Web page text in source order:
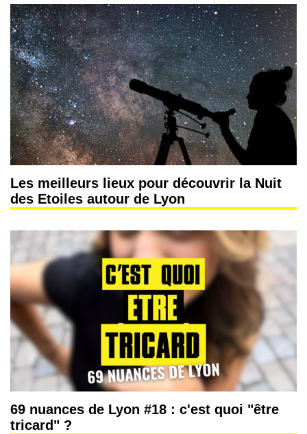
Les meilleurs lieux pour découvrir la Nuit
des Etoiles autour de Lyon
69 nuances de Lyon #18 : c'est quoi "être
tricard" ?